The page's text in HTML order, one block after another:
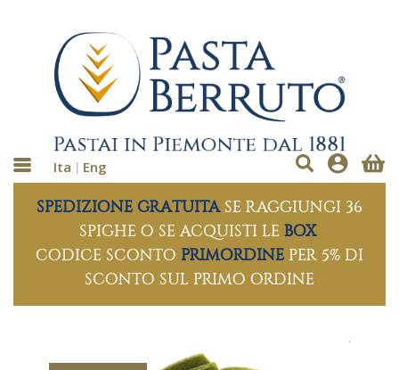
Ita Eng
SPEDIZIONE GRATUITA SE RAGGIUNGI 36
SPIGHE O SE ACQUISTI LE BOX
CODICE SCONTO PRIMORDINE PER 5% DI
SCONTO SUL PRIMO ORDINE